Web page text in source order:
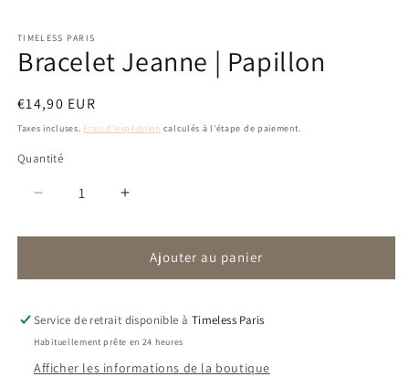
1
dans
une
modale
TIMELESS PARIS
Bracelet Jeanne | Papillon
Prix
habituel
€14,90 EUR
Taxes incluses. Frais d'expédition calculés à l'étape de paiement.
Quantité
Réduire
quantité
Bracelet
|
Papillon
Augmenter
quantité
Bracelet
|
Papillon
Ajouter au panier
Service de retrait disponible à Timeless Paris
Habituellement prête en 24 heures
Afficher les informations de la boutique